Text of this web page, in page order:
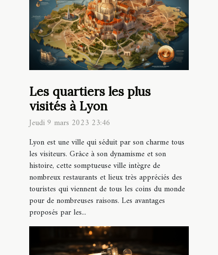
Les quartiers les plus
visités à Lyon
Jeudi 9 mars 2023 23:46
Lyon est une ville qui séduit par son charme tous
les visiteurs. Grâce à son dynamisme et son
histoire, cette somptueuse ville intègre de
nombreux restaurants et lieux très appréciés des
touristes qui viennent de tous les coins du monde
pour de nombreuses raisons. Les avantages
proposés par les...